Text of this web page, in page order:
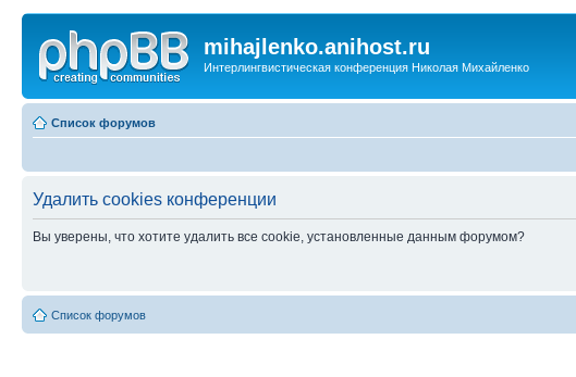
mihajlenko.anihost.ru
Интерлингвистическая конференция Николая Михайленко
Список форумов
Удалить cookies конференции
Вы уверены, что хотите удалить все cookie, установленные данным форумом?
Список форумов